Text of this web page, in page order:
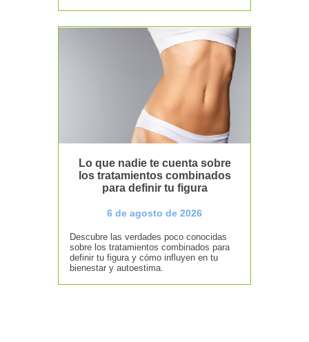
Lo que nadie te cuenta sobre
los tratamientos combinados
para definir tu figura
6 de agosto de 2026
Descubre las verdades poco conocidas
sobre los tratamientos combinados para
definir tu figura y cómo influyen en tu
bienestar y autoestima.